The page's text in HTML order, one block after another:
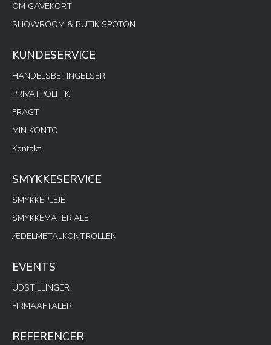
OM GAVEKORT
SHOWROOM & BUTIK SPOTON
KUNDESERVICE
HANDELSBETINGELSER
PRIVATPOLITIK
FRAGT
MIN KONTO
Kontakt
SMYKKESERVICE
SMYKKEPLEJE
SMYKKEMATERIALE
ÆDELMETALKONTROLLEN
EVENTS
UDSTILLINGER
FIRMAAFTALER
REFERENCER